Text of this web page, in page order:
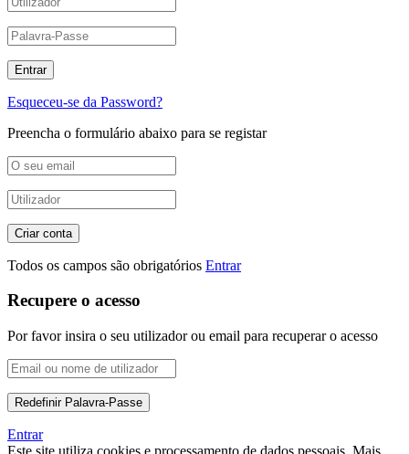
Esqueceu-se da Password?
Preencha o formulário abaixo para se registar
Todos os campos são obrigatórios Entrar
Recupere o acesso
Por favor insira o seu utilizador ou email para recuperar o acesso
Entrar
Este site utiliza cookies e processamento de dados pessoais. Mais